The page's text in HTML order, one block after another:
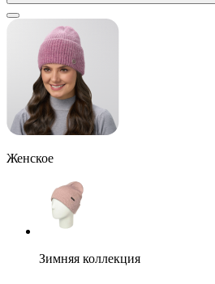
Женское
Зимняя коллекция